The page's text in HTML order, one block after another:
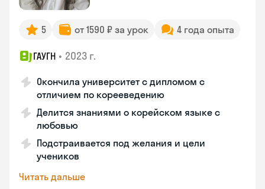
5 от 1590 ₽ за урок 4 года опыта
ГАУГН • 2023 г.
Окончила университет с дипломом с
отличием по корееведению
Делится знаниями о корейском языке с
любовью
Подстраивается под желания и цели
учеников
Читать дальше